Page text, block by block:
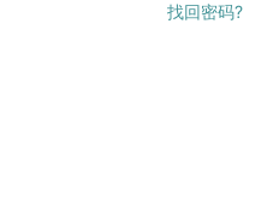
找回密码?